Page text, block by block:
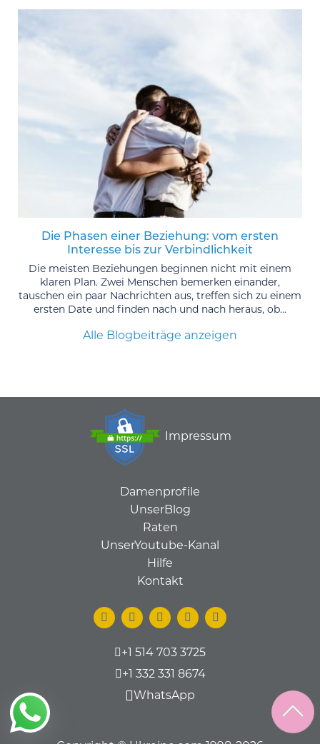
Die Phasen einer Beziehung: vom ersten
Interesse bis zur Verbindlichkeit
Die meisten Beziehungen beginnen nicht mit einem
klaren Plan. Zwei Menschen bemerken einander,
tauschen ein paar Nachrichten aus, treffen sich zu einem
ersten Date und finden nach und nach heraus, ob...
Alle Blogbeiträge anzeigen
Impressum
Damenprofile
UnserBlog
Raten
UnserYoutube-Kanal
Hilfe
Kontakt
+1 514 703 3725
+1 332 331 8674
WhatsApp